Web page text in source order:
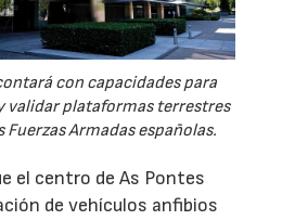
con capacidades para
validar plataformas terrestres
Fuerzas Armadas españolas.
el centro de As Pontes
de vehículos anfibios